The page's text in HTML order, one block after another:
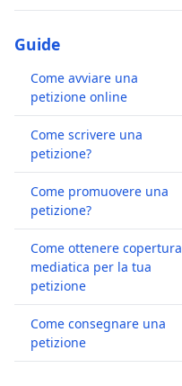
Guide
Come avviare una
petizione online
Come scrivere una
petizione?
Come promuovere una
petizione?
Come ottenere copertura
mediatica per la tua
petizione
Come consegnare una
petizione